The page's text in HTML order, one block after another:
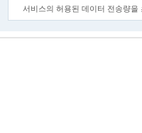
서비스의 허용된 데이터 전송량